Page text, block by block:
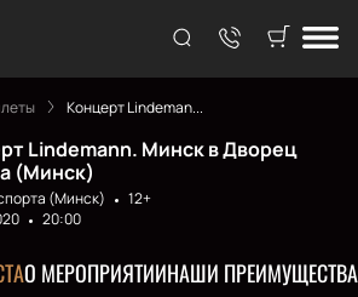
Концерт Lindeman...
Lindemann. Минск в Дворец
(Минск)
(Минск)
12+
20:00
О МЕРОПРИЯТИИНАШИ ПРЕИМУЩЕСТВА